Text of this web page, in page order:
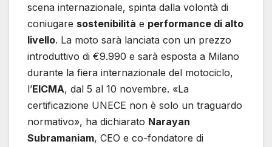
scena internazionale, spinta dalla volontà di
coniugare sostenibilità e performance di alto
livello. La moto sarà lanciata con un prezzo
introduttivo di €9.990 e sarà esposta a Milano
durante la fiera internazionale del motociclo,
l’EICMA, dal 5 al 10 novembre. «La
certificazione UNECE non è solo un traguardo
normativo», ha dichiarato Narayan
Subramaniam, CEO e co-fondatore di